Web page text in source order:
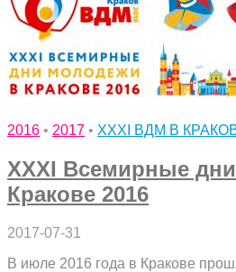
2016 • 2017 • XXXI ВДМ В
XXXI Всемирные
Кракове 2016
2017-07-31
В июле 2016 года в Кракове